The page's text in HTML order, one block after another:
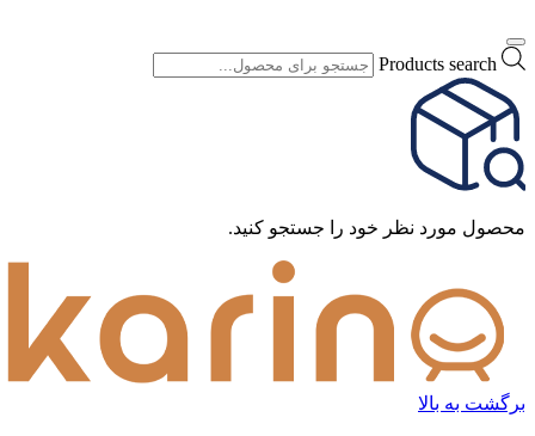
Products search
محصول مورد نظر خود را جستجو کنید.
برگشت به بالا